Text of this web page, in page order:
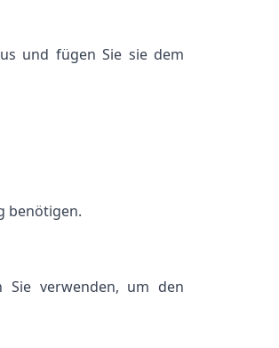
und fügen Sie sie dem
benötigen.
Sie verwenden, um den